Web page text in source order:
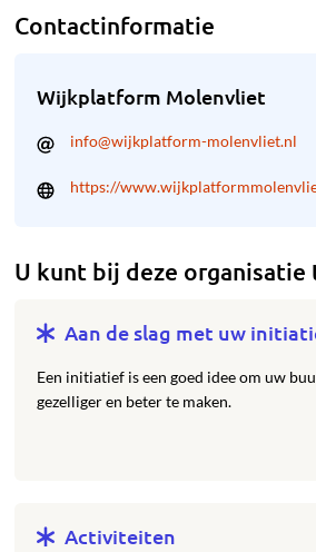
Contactinformatie
Wijkplatform Molenvliet
info@wijkplatform-molenvliet.nl
https://
U kunt bij deze
Aan de slag met uw
Een initiatief is een goed idee om uw
gezelliger en beter te maken.
Activiteiten